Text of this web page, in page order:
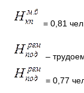
= 0,81
–
= 0,77